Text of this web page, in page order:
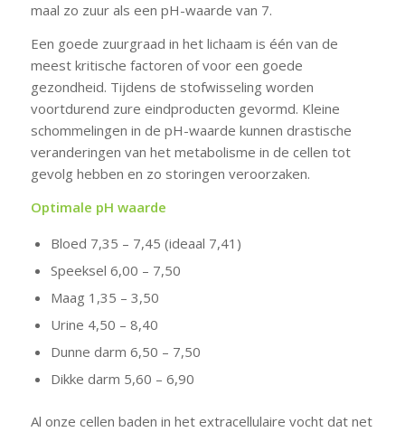
maal zo zuur als een pH-waarde van 7.
Een goede zuurgraad in het lichaam is één van de
meest kritische factoren of voor een goede
gezondheid. Tijdens de stofwisseling worden
voortdurend zure eindproducten gevormd. Kleine
schommelingen in de pH-waarde kunnen drastische
veranderingen van het metabolisme in de cellen tot
gevolg hebben en zo storingen veroorzaken.
Optimale pH waarde
Bloed 7,35 – 7,45 (ideaal 7,41)
Speeksel 6,00 – 7,50
Maag 1,35 – 3,50
Urine 4,50 – 8,40
Dunne darm 6,50 – 7,50
Dikke darm 5,60 – 6,90
Al onze cellen baden in het extracellulaire vocht dat net